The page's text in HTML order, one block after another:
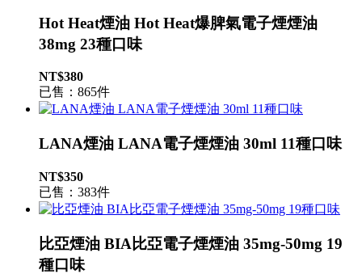
Hot Heat煙油 Hot Heat爆脾氣電子煙煙油
38mg 23種口味
NT$380
已售：865件
LANA煙油 LANA電子煙煙油 30ml 11種口味
NT$350
已售：383件
比亞煙油 BIA比亞電子煙煙油 35mg-50mg 19
種口味